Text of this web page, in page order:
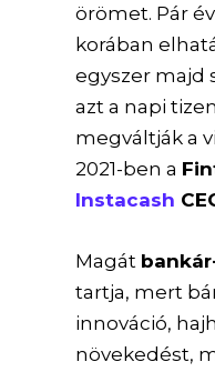
örömet. Pár
korában
egyszer majd
azt a napi
megváltják a
2021-ben a
Instacash
Magát
tartja, mert
innováció,
növekedést,